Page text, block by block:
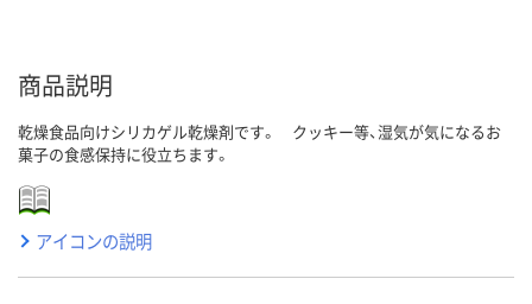
商品説明
乾燥食品向けシリカゲル乾燥剤です。 クッキー等、湿気が気になるお
菓子の食感保持に役立ちます。
アイコンの説明